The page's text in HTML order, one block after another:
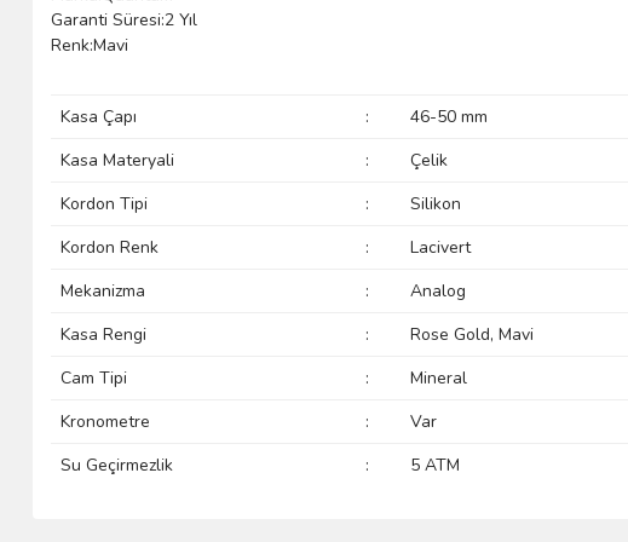
Garanti Süresi:2 Yıl
Renk:Mavi
Kasa Çapı :
46-50 mm
Kasa Materyali
:
Çelik
Kordon Tipi
:
Silikon
Kordon Renk
:
Lacivert
Mekanizma
:
Analog
Kasa Rengi
:
Rose Gold, Mavi
Cam Tipi
:
Mineral
Kronometre
:
Var
Su Geçirmezlik
: 5 ATM